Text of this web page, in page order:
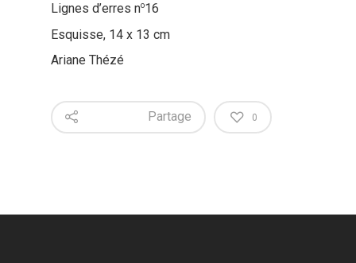
Lignes d’erres no16
Esquisse, 14 x 13 cm
Ariane Thézé
Partage 0